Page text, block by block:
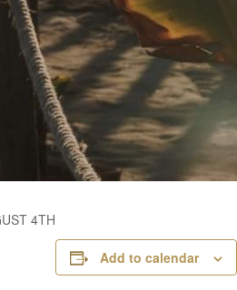
4TH
Add to calendar